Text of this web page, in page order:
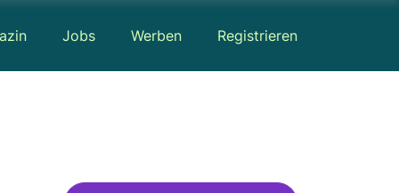
Jobs Werben Registrieren